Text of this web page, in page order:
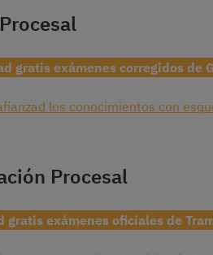
gratis exámenes corregidos de
los conocimientos con
Procesal
gratis exámenes oficiales de